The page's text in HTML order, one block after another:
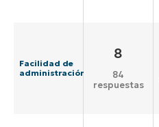
Facilidad de
administración
8
84
respuestas